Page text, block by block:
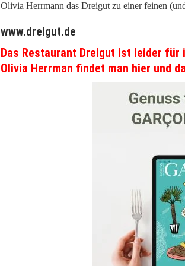
Olivia Herrmann das Dreigut zu einer feinen
www.dreigut.de
Das Restaurant Dreigut ist leider für
Olivia Herrman findet man hier und